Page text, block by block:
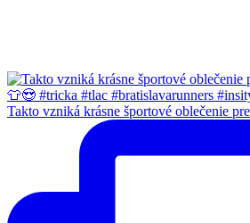
Takto vzniká krásne športové oblečenie